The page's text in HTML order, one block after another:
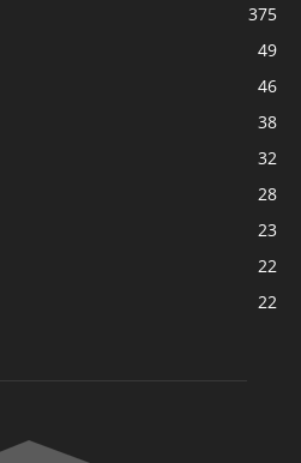
375
49
46
38
32
28
23
22
22